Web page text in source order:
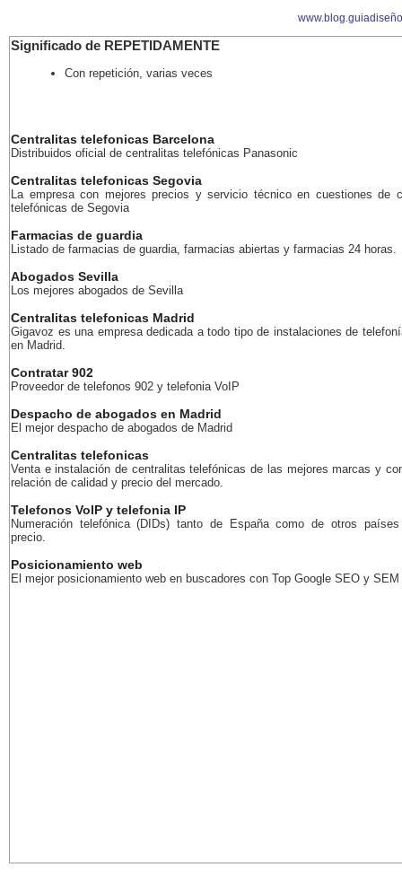
Significado de REPETIDAMENTE
Con repetición, varias veces
Centralitas telefonicas Barcelona
Distribuidos oficial de centralitas telefónicas Panasonic
Centralitas telefonicas Segovia
La empresa con mejores precios y servicio técnico en cuestiones de
telefónicas de Segovia
Farmacias de guardia
Listado de farmacias de guardia, farmacias abiertas y farmacias 24 horas.
Abogados Sevilla
Los mejores abogados de Sevilla
Centralitas telefonicas Madrid
Gigavoz es una empresa dedicada a todo tipo de instalaciones de
en Madrid.
Contratar 902
Proveedor de telefonos 902 y telefonia VoIP
Despacho de abogados en Madrid
El mejor despacho de abogados de Madrid
Centralitas telefonicas
Venta e instalación de centralitas telefónicas de las mejores marcas y
relación de calidad y precio del mercado.
Telefonos VoIP y telefonia IP
Numeración telefónica (DIDs) tanto de España como de otros
precio.
Posicionamiento web
El mejor posicionamiento web en buscadores con Top Google SEO y SEM